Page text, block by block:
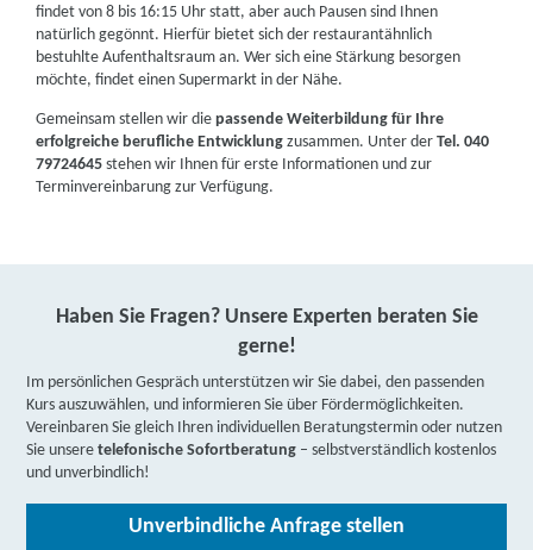
findet von 8 bis 16:15 Uhr statt, aber auch Pausen sind Ihnen
natürlich gegönnt. Hierfür bietet sich der restaurantähnlich
bestuhlte Aufenthaltsraum an. Wer sich eine Stärkung besorgen
möchte, findet einen Supermarkt in der Nähe.
Gemeinsam stellen wir diepassende Weiterbildung für Ihre
erfolgreiche berufliche Entwicklung zusammen. Unter derTel. 040
79724645 stehen wir Ihnen für erste Informationen und zur
Terminvereinbarung zur Verfügung.
Haben Sie Fragen? Unsere Experten beraten Sie
gerne!
Im persönlichen Gespräch unterstützen wir Sie dabei, den passenden
Kurs auszuwählen, und informieren Sie über Fördermöglichkeiten.
Vereinbaren Sie gleich Ihren individuellen Beratungstermin oder nutzen
Sie unseretelefonische Sofortberatung – selbstverständlich kostenlos
und unverbindlich!
Unverbindliche Anfrage stellen